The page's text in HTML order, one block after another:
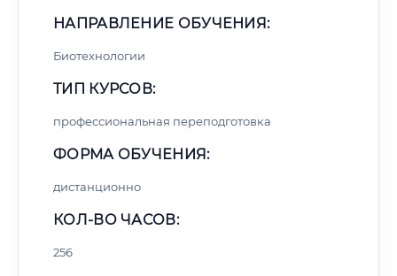
НАПРАВЛЕНИЕ ОБУЧЕНИЯ:
Биотехнологии
ТИП КУРСОВ:
профессиональная переподготовка
ФОРМА ОБУЧЕНИЯ:
дистанционно
КОЛ-ВО ЧАСОВ:
256